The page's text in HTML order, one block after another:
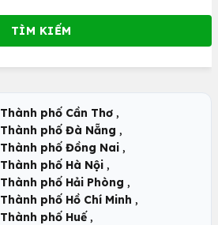
Thành phố Cần Thơ ,
Thành phố Đà Nẵng ,
Thành phố Đồng Nai ,
Thành phố Hà Nội ,
Thành phố Hải Phòng ,
Thành phố Hồ Chí Minh ,
Thành phố Huế ,